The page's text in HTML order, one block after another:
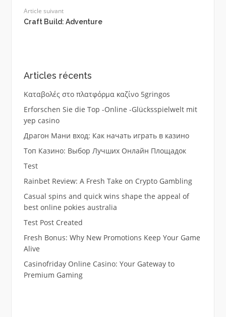
Article suivant
Craft Build: Adventure
Articles récents
Καταβολές στο πλατφόρμα καζίνο 5gringos
Erforschen Sie die Top -Online -Glücksspielwelt mit
yep casino
Драгон Мани вход: Как начать играть в казино
Топ Казино: Выбор Лучших Онлайн Площадок
Test
Rainbet Review: A Fresh Take on Crypto Gambling
Casual spins and quick wins shape the appeal of
best online pokies australia
Test Post Created
Fresh Bonus: Why New Promotions Keep Your Game
Alive
Casinofriday Online Casino: Your Gateway to
Premium Gaming